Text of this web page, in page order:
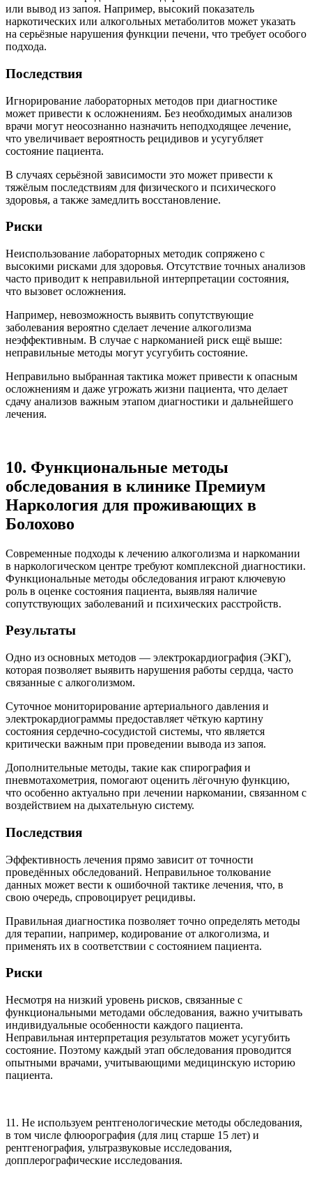
или вывод из запоя. Например, высокий показатель
наркотических или алкогольных метаболитов может указать
на серьёзные нарушения функции печени, что требует особого
подхода.
Последствия
Игнорирование лабораторных методов при диагностике
может привести к осложнениям. Без необходимых анализов
врачи могут неосознанно назначить неподходящее лечение,
что увеличивает вероятность рецидивов и усугубляет
состояние пациента.
В случаях серьёзной зависимости это может привести к
тяжёлым последствиям для физического и психического
здоровья, а также замедлить восстановление.
Риски
Неиспользование лабораторных методик сопряжено с
высокими рисками для здоровья. Отсутствие точных анализов
часто приводит к неправильной интерпретации состояния,
что вызовет осложнения.
Например, невозможность выявить сопутствующие
заболевания вероятно сделает лечение алкоголизма
неэффективным. В случае с наркоманией риск ещё выше:
неправильные методы могут усугубить состояние.
Неправильно выбранная тактика может привести к опасным
осложнениям и даже угрожать жизни пациента, что делает
сдачу анализов важным этапом диагностики и дальнейшего
лечения.
10. Функциональные методы
обследования в клинике Премиум
Наркология для проживающих в
Болохово
Современные подходы к лечению алкоголизма и наркомании
в наркологическом центре требуют комплексной диагностики.
Функциональные методы обследования играют ключевую
роль в оценке состояния пациента, выявляя наличие
сопутствующих заболеваний и психических расстройств.
Результаты
Одно из основных методов — электрокардиография (ЭКГ),
которая позволяет выявить нарушения работы сердца, часто
связанные с алкоголизмом.
Суточное мониторирование артериального давления и
электрокардиограммы предоставляет чёткую картину
состояния сердечно-сосудистой системы, что является
критически важным при проведении вывода из запоя.
Дополнительные методы, такие как спирография и
пневмотахометрия, помогают оценить лёгочную функцию,
что особенно актуально при лечении наркомании, связанном с
воздействием на дыхательную систему.
Последствия
Эффективность лечения прямо зависит от точности
проведённых обследований. Неправильное толкование
данных может вести к ошибочной тактике лечения, что, в
свою очередь, спровоцирует рецидивы.
Правильная диагностика позволяет точно определять методы
для терапии, например, кодирование от алкоголизма, и
применять их в соответствии с состоянием пациента.
Риски
Несмотря на низкий уровень рисков, связанные с
функциональными методами обследования, важно учитывать
индивидуальные особенности каждого пациента.
Неправильная интерпретация результатов может усугубить
состояние. Поэтому каждый этап обследования проводится
опытными врачами, учитывающими медицинскую историю
пациента.
11. Не используем рентгенологические методы обследования,
в том числе флюорография (для лиц старше 15 лет) и
рентгенография, ультразвуковые исследования,
допплерографические исследования.